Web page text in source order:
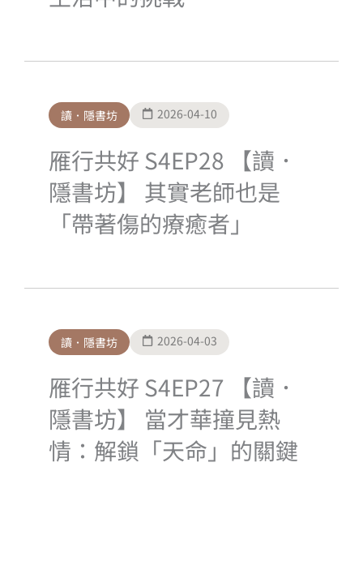
讀．隱書坊 2026-04-10
雁行共好 S4EP28 【讀．
隱書坊】 其實老師也是
「帶著傷的療癒者」
讀．隱書坊 2026-04-03
雁行共好 S4EP27 【讀．
隱書坊】 當才華撞見熱
情：解鎖「天命」的關鍵